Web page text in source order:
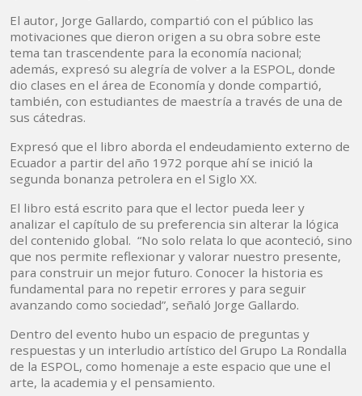
El autor, Jorge Gallardo, compartió con el público las
motivaciones que dieron origen a su obra sobre este
tema tan trascendente para la economía nacional;
además, expresó su alegría de volver a la ESPOL, donde
dio clases en el área de Economía y donde compartió,
también, con estudiantes de maestría a través de una de
sus cátedras.
Expresó que el libro aborda el endeudamiento externo de
Ecuador a partir del año 1972 porque ahí se inició la
segunda bonanza petrolera en el Siglo XX.
El libro está escrito para que el lector pueda leer y
analizar el capítulo de su preferencia sin alterar la lógica
del contenido global. “No solo relata lo que aconteció, sino
que nos permite reflexionar y valorar nuestro presente,
para construir un mejor futuro. Conocer la historia es
fundamental para no repetir errores y para seguir
avanzando como sociedad”, señaló Jorge Gallardo.
Dentro del evento hubo un espacio de preguntas y
respuestas y un interludio artístico del Grupo La Rondalla
de la ESPOL, como homenaje a este espacio que une el
arte, la academia y el pensamiento.